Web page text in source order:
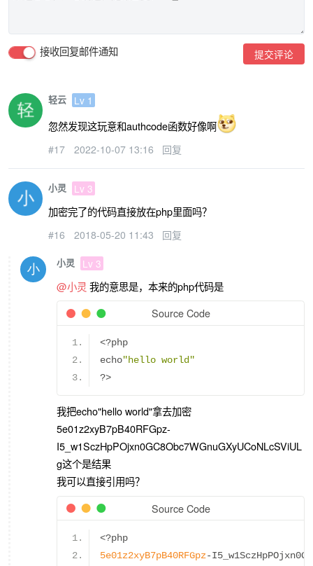
接收回复邮件通知 提交评论
轻云 Lv 1
忽然发现这玩意和authcode函数好像啊
#17 2022-10-07 13:16 回复
小灵 Lv 3
加密完了的代码直接放在php里面吗？
#16 2018-05-20 11:43 回复
小灵 Lv 3
@小灵 我的意思是，本来的php代码是
Source Code
<?php
echo"hello world"
?>
我把echo"hello world"拿去加密
5e01z2xyB7pB40RFGpz-
I5_w1SczHpPOjxn0GC8Obc7WGnuGXyUCoNLcSViUL
g这个是结果
我可以直接引用吗？
Source Code
<?php
5e01z2xyB7pB40RFGpz-